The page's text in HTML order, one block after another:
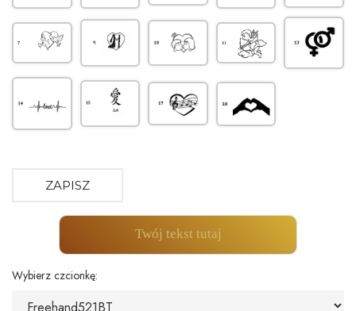
ZAPISZ
Twój tekst tutaj
Wybierz czcionkę: